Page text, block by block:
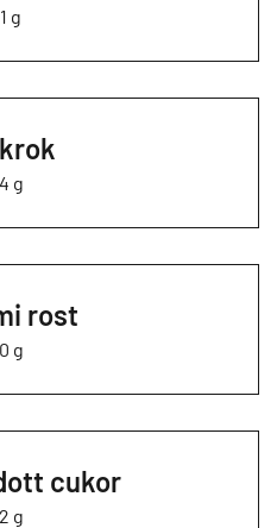
1 g
4 g
rost
0 g
cukor
2 g